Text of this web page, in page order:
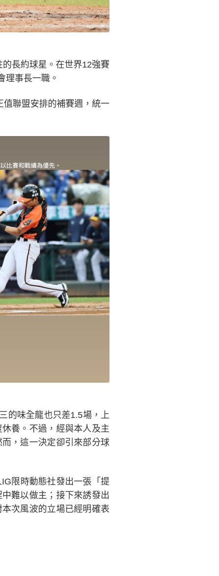
長約球星。在世界12強賽
理事長一職。
聯盟安排的補賽週，統一
的味全龍也只差1.5場，上
養。不過，經與本人及主
，這一決定卻引來部分球
限時動態社發出一張「提
難以做主；接下來誘發出
次風波的立場已經明確表